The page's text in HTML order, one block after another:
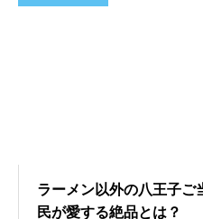
ラーメン以外の八王子ご
民が愛する絶品とは？